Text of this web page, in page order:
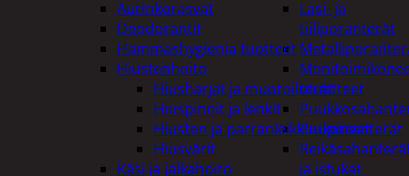
Lasi- ja
tiiliporanterät
terät
Puuporanterät
ja istukat
Aurinkorasvat
Deodorantit
Hammashygienia tuotteet
Hiustenhoito
Hiusharjat ja muotoilutuotteet
Hiuspinnit ja lenkit
Hiusten ja parranleikkuukoneet
Hiusvärit
Käsi ja jalkahoito